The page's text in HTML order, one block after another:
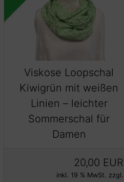
Viskose Loopschal
Kiwigrün mit weißen
Linien – leichter
Sommerschal für
Damen
20,00 EUR
inkl. 19 % MwSt. zzgl.